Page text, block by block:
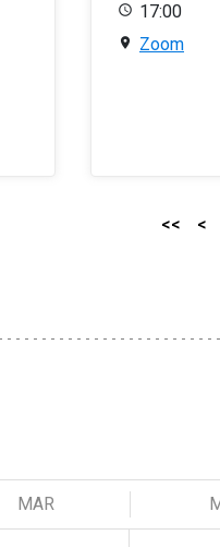
17:00
Zoom
<< <
MAR